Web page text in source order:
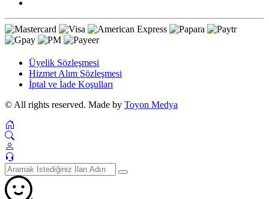
Üyelik Sözleşmesi
Hizmet Alım Sözleşmesi
İptal ve İade Koşulları
© All rights reserved. Made by Toyon Medya